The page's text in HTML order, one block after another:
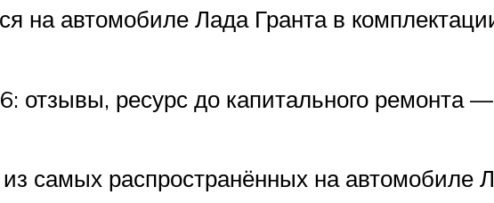
на автомобиле Лада Гранта в
отзывы, ресурс до капитального ремонта
самых распространённых на автомобиле